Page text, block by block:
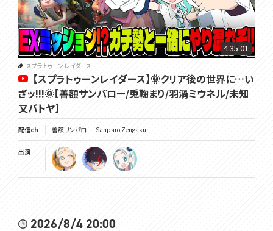
4:35:01
スプラトゥーン レイダース
【スプラトゥーンレイダース】🌞クリア後の世界に…い
ざッ!!!🌞【善額サンパロー/兎鞠まり/羽渦ミウネル/未知
又バトヤ】
配信ch 善額サンパロー -Sanparo Zengaku-
出演
2026/8/4 20:00